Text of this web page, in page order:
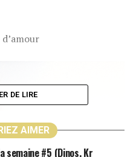
DE LIRE
AIMER
semaine #5 (Dinos, Kr